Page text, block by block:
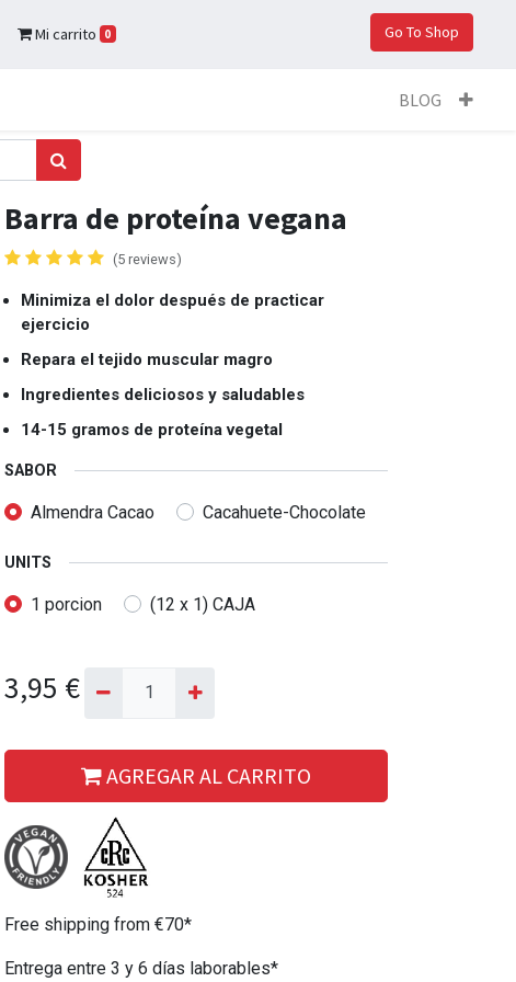
Mi carrito 0 Go To Shop
BLOG
Barra de proteína vegana
(5 reviews)
Minimiza el dolor después de practicar
ejercicio
Repara el tejido muscular magro
Ingredientes deliciosos y saludables
14-15 gramos de proteína vegetal
SABOR
Almendra Cacao Cacahuete-Chocolate
UNITS
1 porcion (12 x 1) CAJA
3,95 €
AGREGAR AL CARRITO
Free shipping from €70*
Entrega entre 3 y 6 días laborables*